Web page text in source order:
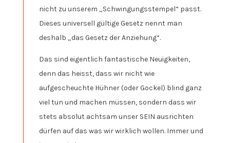
nicht zu unserem „Schwingungsstempel“ passt.
Dieses universell gültige Gesetz nennt man
deshalb „das Gesetz der Anziehung“.
Das sind eigentlich fantastische Neuigkeiten,
denn das heisst, dass wir nicht wie
aufgescheuchte Hühner (oder Gockel) blind ganz
viel tun und machen müssen, sondern dass wir
stets absolut achtsam unser SEIN ausrichten
dürfen auf das was wir wirklich wollen. Immer und